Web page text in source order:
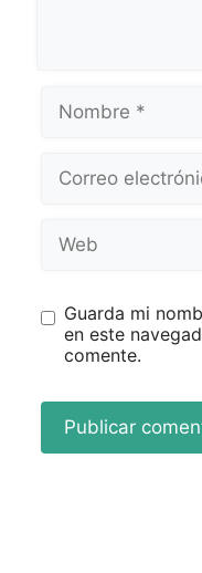
Guarda mi
en este
comente.